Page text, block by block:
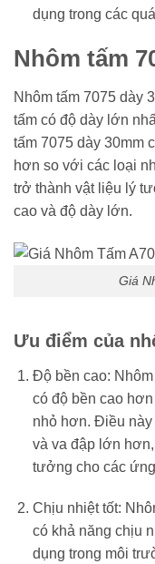
dụng trong các
Nhôm tấm
Nhôm tấm 7075 dày
tấm có độ dày lớn
tấm 7075 dày 30mm
hơn so với các loại
trở thành vật liệu lý
cao và độ dày lớn.
Giá
Ưu điểm của
Độ bền cao:
có độ bền cao
nhỏ hơn. Điều
và va đập lớn
tưởng cho các
Chịu nhiệt tốt:
có khả năng chịu
dụng trong môi